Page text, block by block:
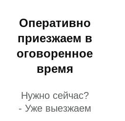
Оперативно
приезжаем в
оговоренное
время
Нужно сейчас?
- Уже выезжаем